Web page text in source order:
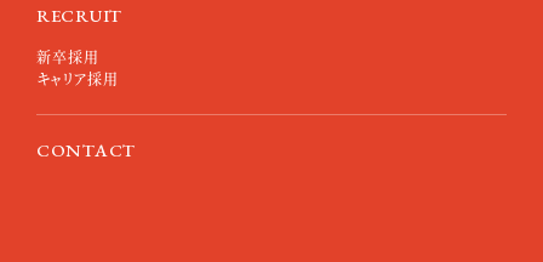
RECRUIT
新卒採用
キャリア採用
CONTACT